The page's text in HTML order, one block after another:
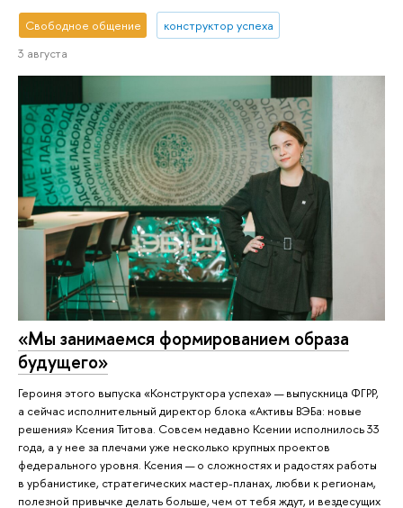
Свободное общение
конструктор успеха
3 августа
«Мы занимаемся формированием образа
будущего»
Героиня этого выпуска «Конструктора успеха» — выпускница ФГРР,
а сейчас исполнительный директор блока «Активы ВЭБа: новые
решения» Ксения Титова. Совсем недавно Ксении исполнилось 33
года, а у нее за плечами уже несколько крупных проектов
федерального уровня. Ксения — о сложностях и радостях работы
в урбанистике, стратегических мастер-планах, любви к регионам,
полезной привычке делать больше, чем от тебя ждут, и вездесущих